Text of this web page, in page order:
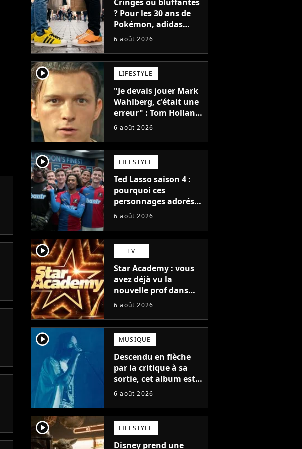
? Pour les 30 ans de
Pokémon, adidas
dévoile une énorme
et je ne sais pas quoi
en penser
6 août 2026
player2 LIFESTYLE
"Je devais jouer Mark
Wahlberg, c'était une
erreur" : Tom Holland,
la star de Spider-Man,
blockbuster
6 août 2026
player2 LIFESTYLE
Ted Lasso saison 4 :
pourquoi ces
personnages adorés
des fans ne sont pas
6 août 2026
player2 TV
Star Academy : vous
avez déjà vu la
nouvelle prof dans
The Voice et aux
6 août 2026
player2 MUSIQUE
Descendu en flèche
par la critique à sa
sortie, cet album est
en train de devenir le
auteur
6 août 2026
player2 LIFESTYLE
Disney prend une